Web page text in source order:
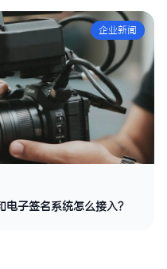
企业新闻
子签名系统怎么接入？